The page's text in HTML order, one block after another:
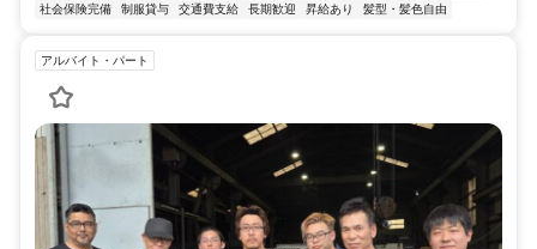
社会保険完備
制服貸与 交通費支給 長期歓迎 昇給あり 髪型・髪色自由
アルバイト・パート